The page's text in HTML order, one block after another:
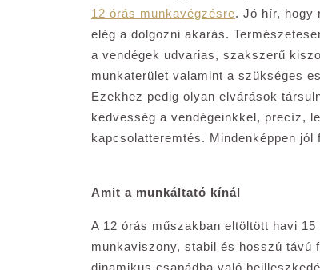
12 órás munkavégzésre. Jó hír, hogy
elég a dolgozni akarás.
a vendégek udvarias, szakszerű
munkaterület valamint a szükséges
Ezekhez pedig olyan elvárások
kedvesség a vendégeinkkel, precíz,
kapcsolatteremtés. Mindenképpen
Amit a munkáltató kínál
A 12 órás műszakban eltöltött havi
munkaviszony, stabil és hosszú távú
dinamikus csapádba való